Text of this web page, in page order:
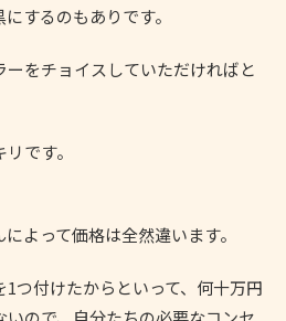
するのもありです。
をチョイスしていただければと
です。
よって価格は全然違います。
つ付けたからといって、何十万円